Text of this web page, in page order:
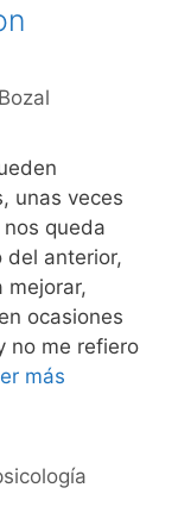
unas veces
queda
del anterior,
mejorar,
ocasiones
no me refiero
más
cambios
son